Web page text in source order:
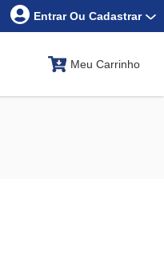
Entrar Ou Cadastrar
Meu Carrinho